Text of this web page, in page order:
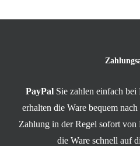
PayPal Sie zahlen einfach
erhalten die Ware bequem
Zahlung in der Regel sofort
die Ware schnell auf